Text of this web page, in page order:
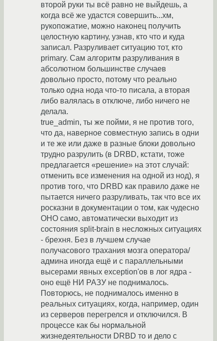
второй руки ты всё равно не выйдешь, а
когда всё же удастся совершить...хм,
рукопожатие, можно наконец получить
целостную картину, узнав, кто что и куда
записал. Разруливает ситуацию тот, кто
primary. Сам алгоритм разруливания в
абсолютном большинстве случаев
довольно просто, потому что реально
только одна нода что-то писала, а вторая
либо валялась в отключе, либо ничего не
делала.
true_admin, ты же пойми, я не против того,
что да, наверное совместную запись в одни
и те же или даже в разные блоки довольно
трудно разрулить (в DRBD, кстати, тоже
предлагается «решение» на этот случай:
отменить все изменения на одной из нод), я
против того, что DRBD как правило даже не
пытается ничего разруливать, так что все их
росказни в документации о том, как чудесно
ОНО само, автоматически выходит из
состояния split-brain в несложных ситуациях
- брехня. Без в лучшем случае
получасового трахания мозга оператора/
админа иногда ещё и с параллельными
высерами явных exception'ов в лог ядра -
оно ещё НИ РАЗУ не поднималось.
Повторюсь, не поднималось именно в
реальных ситуациях, когда, например, один
из серверов перегрелся и отключился. В
процессе как бы нормальной
жизнедеятельности DRBD то и дело с